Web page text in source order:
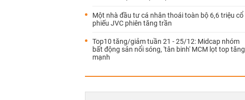
Một nhà đầu tư cá nhân thoái toàn bộ 6,6 triệu cổ
phiếu JVC phiên tăng trần
Top10 tăng/giảm tuần 21 - 25/12: Midcap nhóm
bất động sản nổi sóng, 'tân binh' MCM lọt top tăng
mạnh